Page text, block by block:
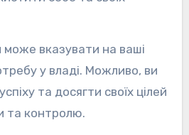
вказувати на ваші
у владі. Можливо, ви
та досягти своїх цілей
та контролю.